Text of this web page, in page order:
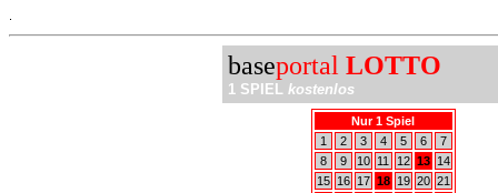
baseportal LOTTO
1 SPIEL kostenlos
Nur 1 Spiel
1
2 3 4 5 6
7
8
9 10 11 12 13
14
15
16 17 18 19 20 21